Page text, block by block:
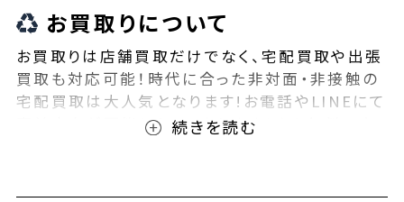
お買取りについて
お買取りは店舗買取だけでなく、宅配買取や出張
買取も対応可能！時代に合った非対面・非接触の
宅配買取は大人気となります!お電話やLINEにて
事前査定が可能となっております！また無料の宅